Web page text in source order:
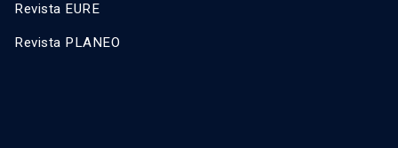
Revista EURE
Revista PLANEO